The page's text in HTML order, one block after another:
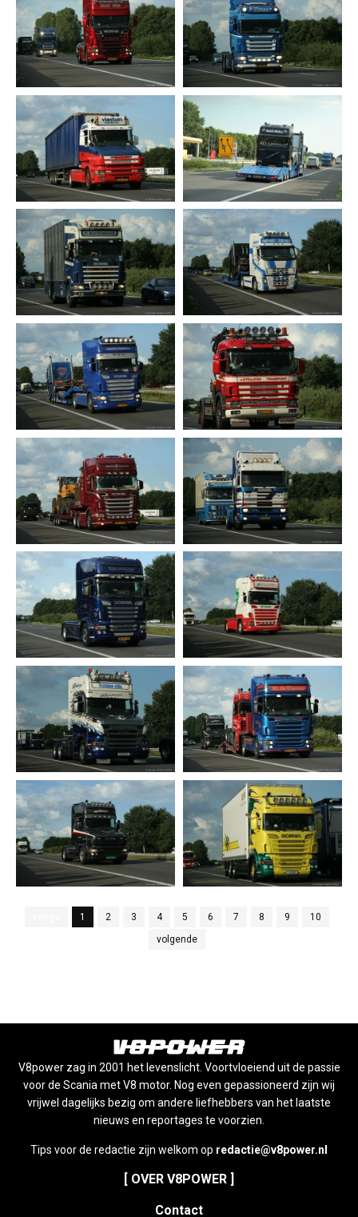
1 2 3 4 5 6 7 8 9
10
volgende
V8power zag in 2001 het levenslicht. Voortvloeiend uit de passie
voor de Scania met V8 motor. Nog even gepassioneerd zijn wij
vrijwel dagelijks bezig om andere liefhebbers van het laatste
nieuws en reportages te voorzien.
Tips voor de redactie zijn welkom op redactie@v8power.nl
[ OVER V8POWER ]
Contact